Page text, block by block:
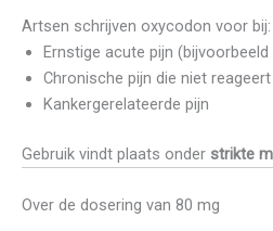
Artsen schrijven oxycodon voor bij:
Ernstige acute pijn
Chronische pijn die niet
Kankergerelateerde pijn
Gebruik vindt plaats onder strikte
Over de dosering van 80 mg